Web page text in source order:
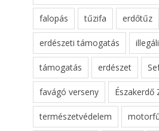
falopás tűzifa erdőtűz
erdészeti támogatás
támogatás erdészet
favágó verseny Északerdő
természetvédelem